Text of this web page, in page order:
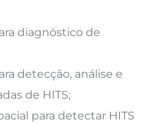
diagnóstico de
detecção, análise e
de HITS;
para detectar HITS